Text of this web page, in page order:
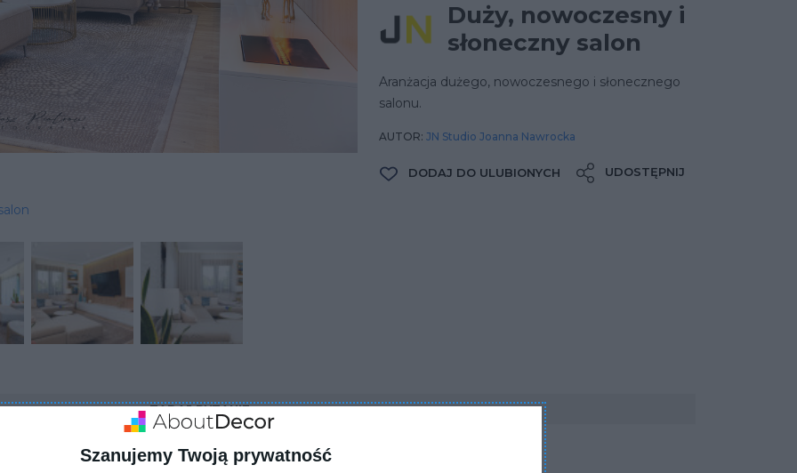
Szanujemy Twoją prywatność
Duży, nowoczesny i
słoneczny salon
Aranżacja dużego, nowoczesnego i słonecznego
salonu.
AUTOR: JN Studio Joanna Nawrocka
DODAJ DO ULUBIONYCH UDOSTĘPNIJ
ZADAJ PYTANIE